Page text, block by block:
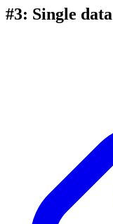
#3: Single